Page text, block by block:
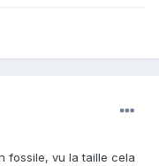
fossile, vu la taille cela